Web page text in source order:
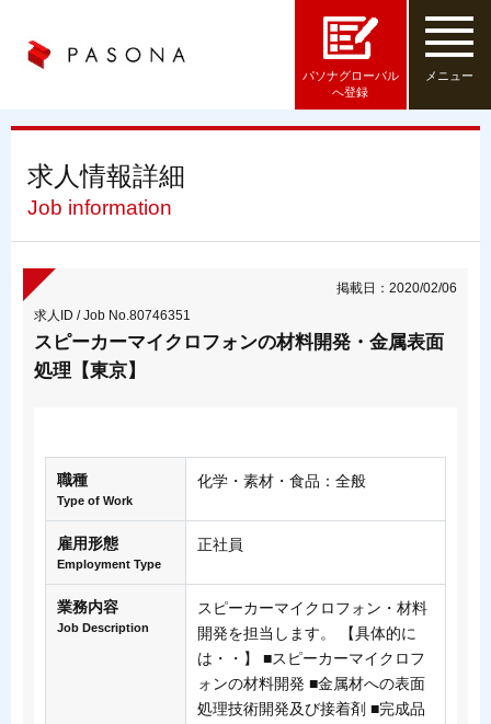
パソナグローバル
へ登録
メニュー
求人情報詳細
Job information
掲載日：2020/02/06
求人ID / Job No.80746351
スピーカーマイクロフォンの材料開発・金属表面
処理【東京】
職種
Type of Work
化学・素材・食品：全般
雇用形態
Employment Type
正社員
業務内容
Job Description
スピーカーマイクロフォン・材料
開発を担当します。 【具体的に
は・・】 ■スピーカーマイクロフ
ォンの材料開発 ■金属材への表面
処理技術開発及び接着剤 ■完成品